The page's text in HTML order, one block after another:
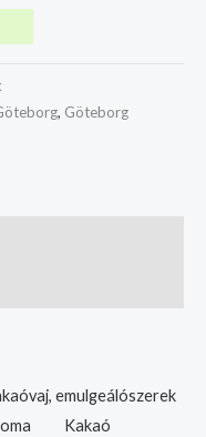
, Göteborg
emulgeálószerek
aroma Kakaó